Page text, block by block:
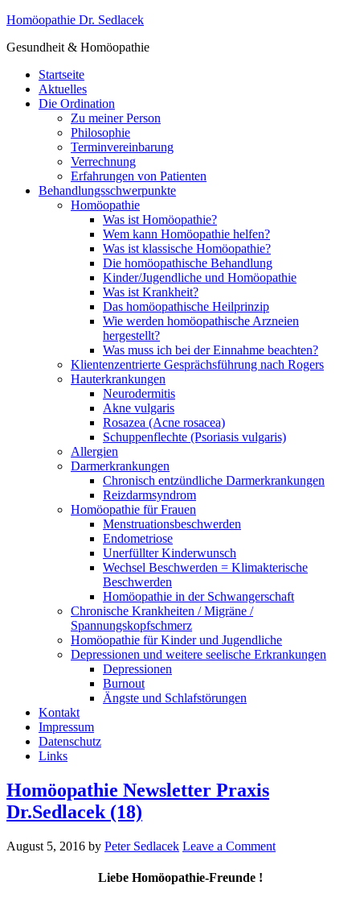
Homöopathie Dr. Sedlacek
Gesundheit & Homöopathie
Startseite
Aktuelles
Die Ordination
Zu meiner Person
Philosophie
Terminvereinbarung
Verrechnung
Erfahrungen von Patienten
Behandlungsschwerpunkte
Homöopathie
Was ist Homöopathie?
Wem kann Homöopathie helfen?
Was ist klassische Homöopathie?
Die homöopathische Behandlung
Kinder/Jugendliche und Homöopathie
Was ist Krankheit?
Das homöopathische Heilprinzip
Wie werden homöopathische Arzneien
hergestellt?
Was muss ich bei der Einnahme beachten?
Klientenzentrierte Gesprächsführung nach Rogers
Hauterkrankungen
Neurodermitis
Akne vulgaris
Rosazea (Acne rosacea)
Schuppenflechte (Psoriasis vulgaris)
Allergien
Darmerkrankungen
Chronisch entzündliche Darmerkrankungen
Reizdarmsyndrom
Homöopathie für Frauen
Menstruationsbeschwerden
Endometriose
Unerfüllter Kinderwunsch
Wechsel Beschwerden = Klimakterische
Beschwerden
Homöopathie in der Schwangerschaft
Chronische Krankheiten / Migräne /
Spannungskopfschmerz
Homöopathie für Kinder und Jugendliche
Depressionen und weitere seelische Erkrankungen
Depressionen
Burnout
Ängste und Schlafstörungen
Kontakt
Impressum
Datenschutz
Links
Homöopathie Newsletter Praxis
Dr.Sedlacek (18)
August 5, 2016 by Peter Sedlacek Leave a Comment
Liebe Homöopathie-Freunde !